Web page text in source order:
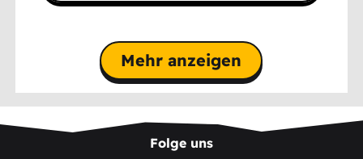
Mehr anzeigen
Folge uns